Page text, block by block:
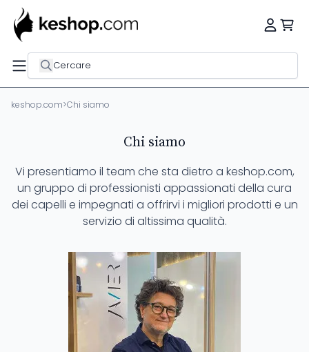
Cercare
keshop.com>Chi siamo
Chi siamo
Vi presentiamo il team che sta dietro a keshop.com,
un gruppo di professionisti appassionati della cura
dei capelli e impegnati a offrirvi i migliori prodotti e un
servizio di altissima qualità.